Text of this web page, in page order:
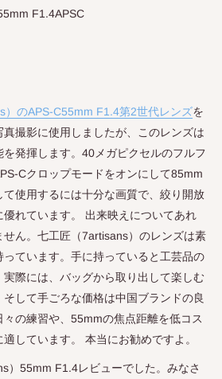
F1.4APSC
） のAPS-C55mm F1.4第2世代レンズを
撮影に使用しましたが、このレンズは
発揮します。 40メガピクセルのフルフ
Cクロップモードをオンにして85mm
使用するには十分な画質で、絞り開放
れています。 出来映えについてあれ
せん。七工匠 （7artisans） のレンズは素
ています。手に持っていると工芸品の
際には、バッグから取り出して楽しむ
して手ごろな価格は中国ブランドの良
の練習や、 55mmの焦点距離を低コス
しています。 本当にお勧めですよ。
） 55mm F1.4レビューでした。みなさ